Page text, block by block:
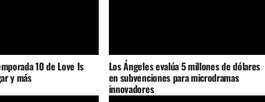
10 de Love Is
y más
Los Ángeles evalúa 5 millones de dólares
en subvenciones para microdramas
innovadores